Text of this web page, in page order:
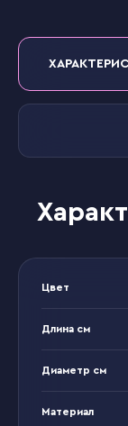
Цвет
Длина см
Диаметр см
Материал